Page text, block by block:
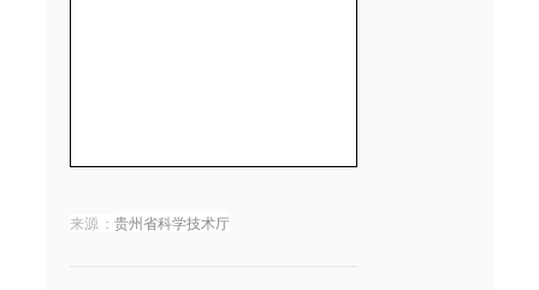
来源：贵州省科学技术厅